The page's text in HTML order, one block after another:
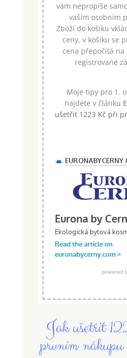
vám nepropíše
vaším osobním
Zboží do košíku
ceny, v košíku se
cena přepočítá
registrované
Moje tipy pro 1.
najdete v článku
ušetřit 1223 Kč při
Jak ušetřit
prvním